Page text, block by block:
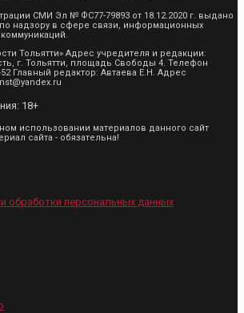
СМИ Эл № ФС77-79893 от 18.12.2020 г. выдано
надзору в сфере связи, информационных
Тольятти» Адрес учредителя и редакции:
г. Тольятти, площадь Свободы 4. Телефон
Главный редактор: Автаева Е.Н. Адрес
18+
использовании материалов данного сайт
сайта - обязательна!
обработки персональных данных